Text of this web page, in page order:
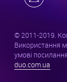
© 2011-2019.
Використання
умові
duo.com.ua